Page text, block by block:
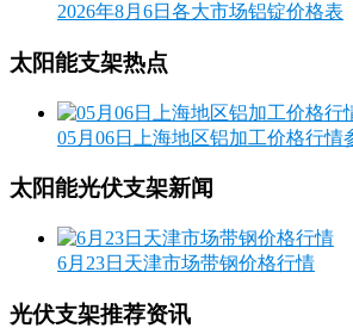
2026年8月6日各大市场铝锭价格表
太阳能支架热点
05月06日上海地区铝加工价格行情
太阳能光伏支架新闻
6月23日天津市场带钢价格行情
光伏支架推荐资讯